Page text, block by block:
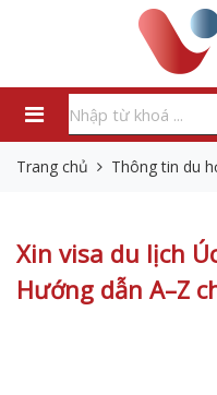
Trang chủ Thông tin du
Xin visa du lịch
Hướng dẫn A–Z